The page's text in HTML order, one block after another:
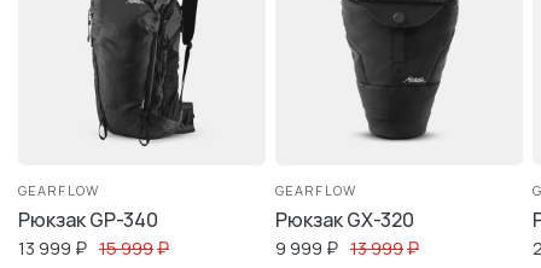
GEARFLOW
Рюкзак GP-340
13 999 ₽ 15 999₽
GEARFLOW
Рюкзак GX-320
9 999 ₽ 13 999₽